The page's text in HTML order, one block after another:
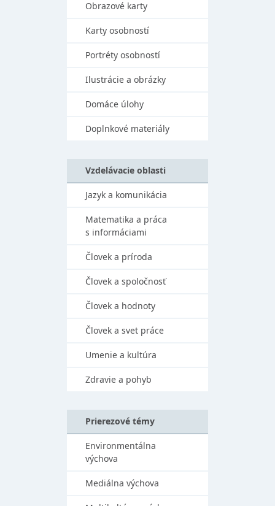
Obrazové karty
Karty osobností
Portréty osobností
Ilustrácie a obrázky
Domáce úlohy
Doplnkové materiály
Vzdelávacie oblasti
Jazyk a komunikácia
Matematika a práca
s informáciami
Človek a príroda
Človek a spoločnosť
Človek a hodnoty
Človek a svet práce
Umenie a kultúra
Zdravie a pohyb
Prierezové témy
Environmentálna
výchova
Mediálna výchova